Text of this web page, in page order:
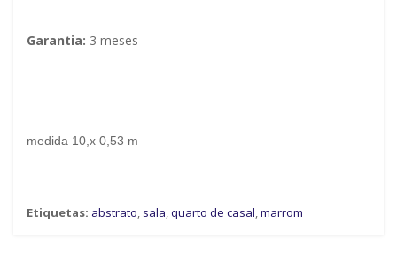
Garantia: 3 meses
medida 10,x 0,53 m
Etiquetas: abstrato, sala,quarto de casal,marrom